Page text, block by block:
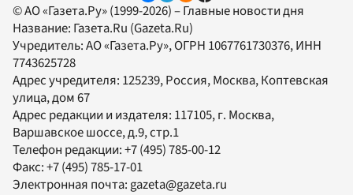
© АО «Газета.Ру» (1999-2026) – Главные новости дня
Название: Газета.Ru (Gazeta.Ru)
Учредитель:АО «Газета.Ру», ОГРН 1067761730376, ИНН
7743625728
Адрес учредителя: 125239, Россия, Москва, Коптевская
улица, дом 67
Адрес редакции и издателя: 117105, г. Москва,
Варшавское шоссе, д.9, стр.1
Телефон редакции:+7 (495) 785-00-12
Факс:+7 (495) 785-17-01
Электронная почта:gazeta@gazeta.ru